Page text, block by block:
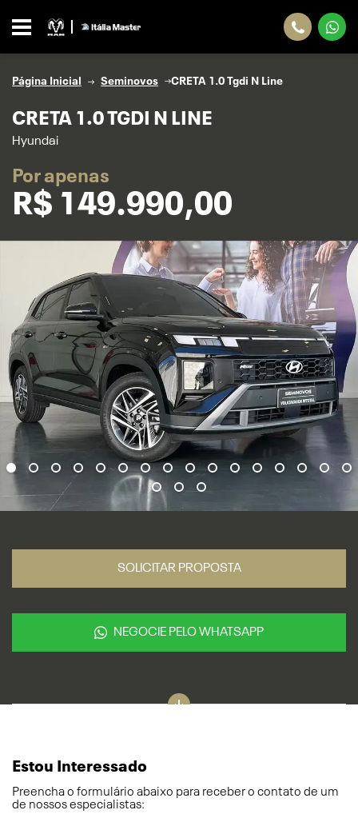
Página Inicial Seminovos CRETA 1.0 Tgdi N Line
CRETA 1.0 TGDI N LINE
Hyundai
Por apenas
R$ 149.990,00
SOLICITAR PROPOSTA
NEGOCIE PELO WHATSAPP
Estou Interessado
Preencha o formulário abaixo para receber o contato de um
de nossos especialistas: